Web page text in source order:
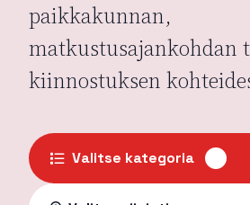
paikkakunnan,
matkustusajankohdan
kiinnostuksen
Valitse kategoria